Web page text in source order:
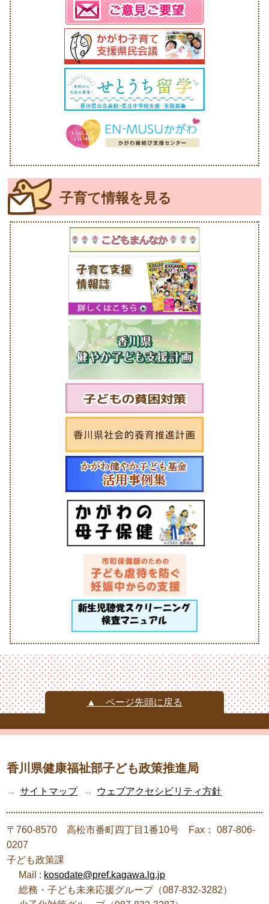
子育て情報を見る
▲ ページ先頭に戻る
香川県健康福祉部子ども政策推進局
→ サイトマップ → ウェブアクセシビリティ方針
〒760-8570 高松市番町四丁目1番10号 Fax： 087-806-
0207
子ども政策課
Mail : kosodate@pref.kagawa.lg.jp
総務・子ども未来応援グループ（087-832-3282）